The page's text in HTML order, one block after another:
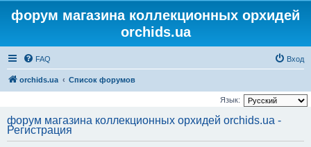
форум магазина коллекционных орхидей
orchids.ua
FAQ Вход
orchids.ua Список форумов
Язык:
форум магазина коллекционных орхидей orchids.ua -
Регистрация